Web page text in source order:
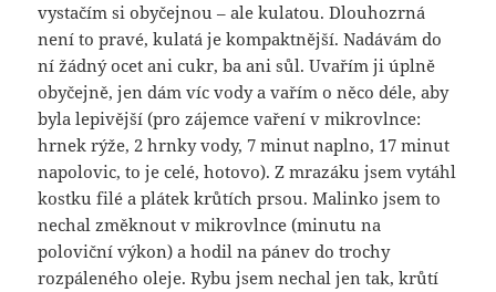
vystačím si obyčejnou – ale kulatou. Dlouhozrná
není to pravé, kulatá je kompaktnější. Nadávám do
ní žádný ocet ani cukr, ba ani sůl. Uvařím ji úplně
obyčejně, jen dám víc vody a vařím o něco déle, aby
byla lepivější (pro zájemce vaření v mikrovlnce:
hrnek rýže, 2 hrnky vody, 7 minut naplno, 17 minut
napolovic, to je celé, hotovo). Z mrazáku jsem vytáhl
kostku filé a plátek krůtích prsou. Malinko jsem to
nechal změknout v mikrovlnce (minutu na
poloviční výkon) a hodil na pánev do trochy
rozpáleného oleje. Rybu jsem nechal jen tak, krůtí